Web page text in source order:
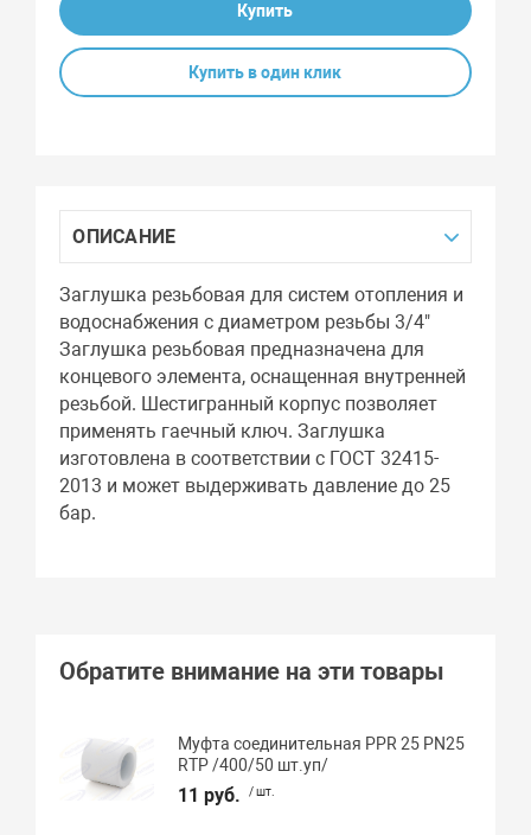
Купить
Купить в один клик
ОПИСАНИЕ
Заглушка резьбовая для систем отопления и
водоснабжения с диаметром резьбы 3/4"
Заглушка резьбовая предназначена для
концевого элемента, оснащенная внутренней
резьбой. Шестигранный корпус позволяет
применять гаечный ключ. Заглушка
изготовлена в соответствии с ГОСТ 32415-
2013 и может выдерживать давление до 25
бар.
Обратите внимание на эти товары
Муфта соединительная PPR 25 PN25
RTP /400/50 шт.уп/
11 руб. / шт.